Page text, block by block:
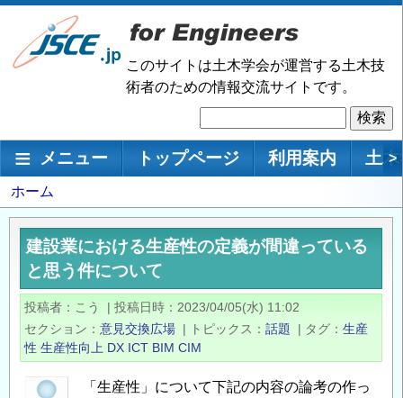
メ
ン
移
このサイトは土木学会が運営する土木技
術者のための情報交流サイトです。
索
メインナビゲーション
メニュー トップページ 利用案内 土 >
パ
ン
く
ホーム
建設業における生産性の定義が間違っている
と思う件について
投稿者 こう | 投稿日時
2023/04/05(水) 11:02
セクション
意見交換広場 | トピックス 話題 | タグ
生産
性 生産性向上 DX ICT BIM CIM
「生産性」について下記の内容の論考の作っ